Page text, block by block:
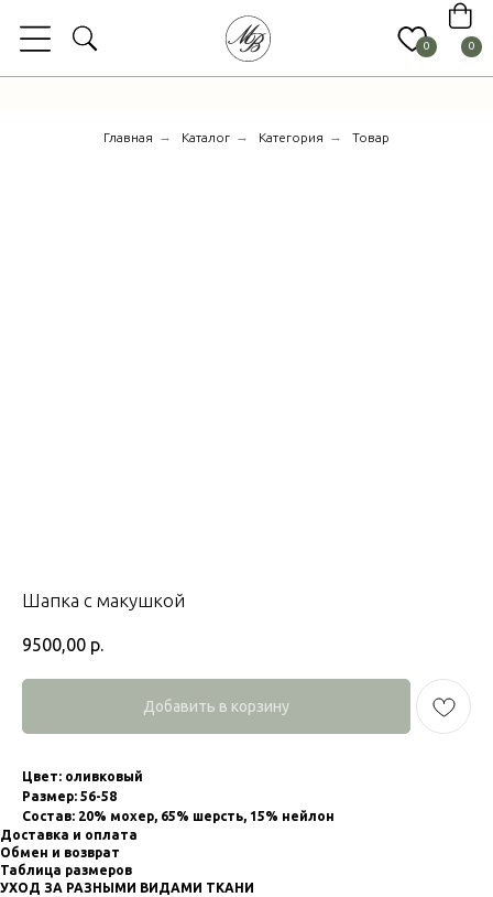
0
0
Главная → Каталог → Категория → Товар
Шапка с макушкой
9500,00 р.
Добавить в корзину
Цвет: оливковый
Размер: 56-58
Состав: 20% мохер, 65% шерсть, 15% нейлон
Доставка и оплата
Обмен и возврат
Таблица размеров
УХОД ЗА РАЗНЫМИ ВИДАМИ ТКАНИ